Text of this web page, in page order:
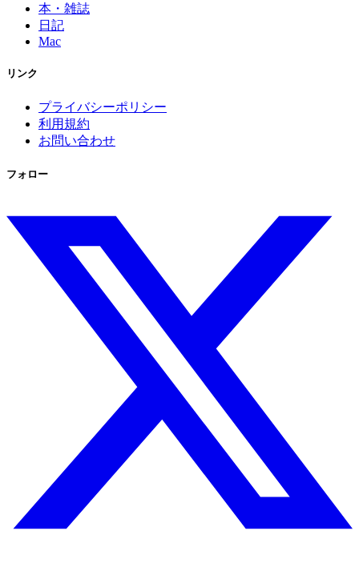
本・雑誌
日記
Mac
リンク
プライバシーポリシー
利用規約
お問い合わせ
フォロー